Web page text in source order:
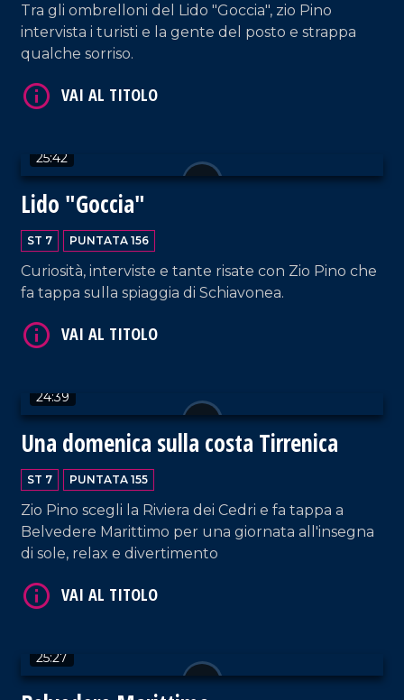
Tra gli ombrelloni del Lido "Goccia", zio Pino
intervista i turisti e la gente del posto e strappa
qualche sorriso.
25:42
Lido "Goccia"
ST 7 PUNTATA 156
Curiosità, interviste e tante risate con Zio Pino che
fa tappa sulla spiaggia di Schiavonea.
24:39
Una domenica sulla costa Tirrenica
ST 7 PUNTATA 155
Zio Pino scegli la Riviera dei Cedri e fa tappa a
Belvedere Marittimo per una giornata all'insegna
di sole, relax e divertimento
25:27
VAI AL TITOLO
VAI AL TITOLO
VAI AL TITOLO